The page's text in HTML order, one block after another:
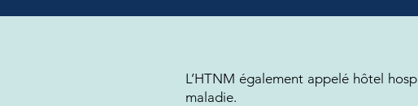
L’HTNM également appelé hôtel
maladie.